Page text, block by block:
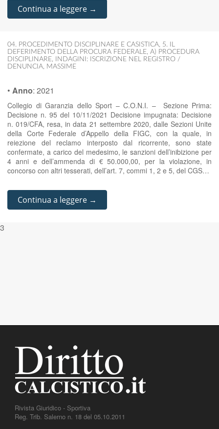
Continua a leggere →
04. PROCEDIMENTO DISCIPLINARE E CASISTICA, 5. IL
DEFERIMENTO DELLA PROCURA FEDERALE, A) PROCEDURA
DISCIPLINARE,
INDAGINI: ISCRIZIONE NEL REGISTRO /
DENUNCIA, MASSIME
• Anno: 2021
Collegio di Garanzia dello Sport – C.O.N.I. – Sezione Prima:
Decisione n. 95 del 10/11/2021 Decisione impugnata: Decisione
n. 019/CFA, resa, in data 21 settembre 2020, dalle Sezioni Unite
della Corte Federale d’Appello della FIGC, con la quale, in
reiezione del reclamo interposto dal ricorrente, sono state
confermate, a carico del medesimo, le sanzioni dell’inibizione per
4 anni e dell’ammenda di € 50.000,00, per la violazione, in
concorso con altri tesserati, dell’art. 7, commi 1, 2 e 5, del CGS…
Continua a leggere →
3
Rivista Giuridico - Sportiva
Reg. Trib. Salerno n. 18 del 05.10.2011